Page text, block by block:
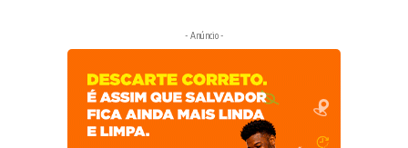
- Anúncio -